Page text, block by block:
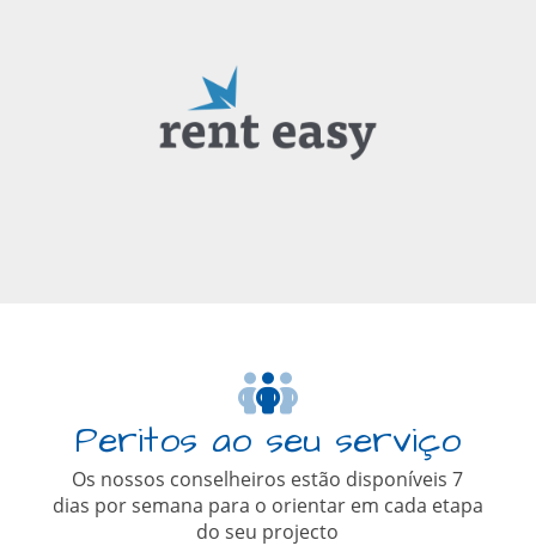
Peritos ao seu serviço
Os nossos conselheiros estão disponíveis 7
dias por semana para o orientar em cada etapa
do seu projecto